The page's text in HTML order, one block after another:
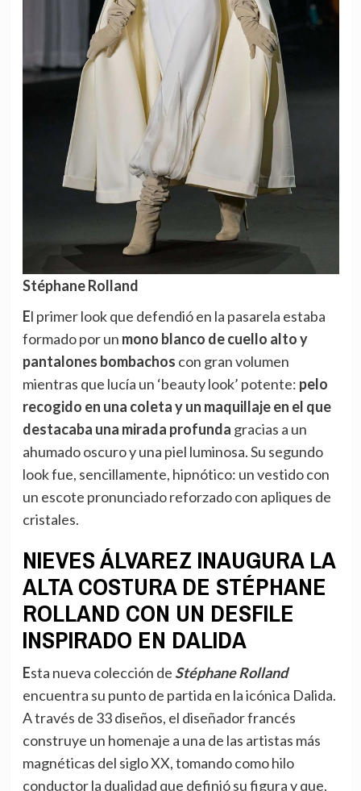
Stéphane Rolland
El primer look que defendió en la pasarela estaba
formado por un mono blanco de cuello alto y
pantalones bombachos con gran volumen
mientras que lucía un ‘beauty look’ potente: pelo
recogido en una coleta y un maquillaje en el que
destacaba una mirada profunda gracias a un
ahumado oscuro y una piel luminosa. Su segundo
look fue, sencillamente, hipnótico: un vestido con
un escote pronunciado reforzado con apliques de
cristales.
NIEVES ÁLVAREZ INAUGURA LA
ALTA COSTURA DE STÉPHANE
ROLLAND CON UN DESFILE
INSPIRADO EN DALIDA
Esta nueva colección de Stéphane Rolland
encuentra su punto de partida en la icónica Dalida.
A través de 33 diseños, el diseñador francés
construye un homenaje a una de las artistas más
magnéticas del siglo XX, tomando como hilo
conductor la dualidad que definió su figura y que,